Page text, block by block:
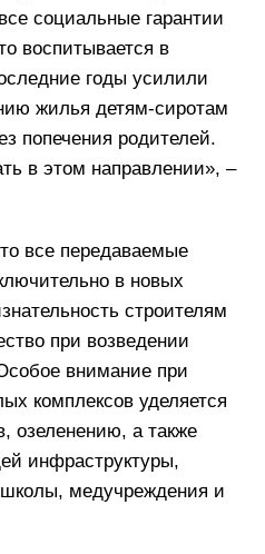
социальные гарантии
воспитывается в
годы усилили
жилья детям-сиротам
попечения родителей.
в этом направлении», –
все передаваемые
в новых
строителям
при возведении
внимание при
комплексов уделяется
озеленению, а также
инфраструктуры,
медучреждения и